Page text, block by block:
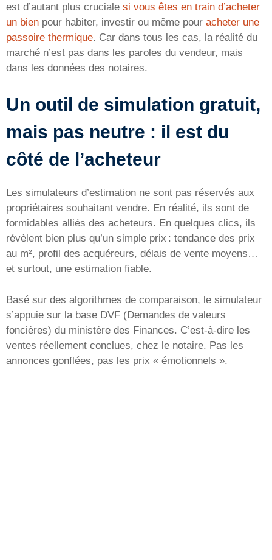
est d’autant plus cruciale si vous êtes en train d’acheter
un bien pour habiter, investir ou même pour acheter une
passoire thermique. Car dans tous les cas, la réalité du
marché n’est pas dans les paroles du vendeur, mais
dans les données des notaires.
Un outil de simulation gratuit,
mais pas neutre : il est du
côté de l’acheteur
Les simulateurs d’estimation ne sont pas réservés aux
propriétaires souhaitant vendre. En réalité, ils sont de
formidables alliés des acheteurs. En quelques clics, ils
révèlent bien plus qu’un simple prix : tendance des prix
au m², profil des acquéreurs, délais de vente moyens…
et surtout, une estimation fiable.
Basé sur des algorithmes de comparaison, le simulateur
s’appuie sur la base DVF (Demandes de valeurs
foncières) du ministère des Finances. C’est-à-dire les
ventes réellement conclues, chez le notaire. Pas les
annonces gonflées, pas les prix « émotionnels ».